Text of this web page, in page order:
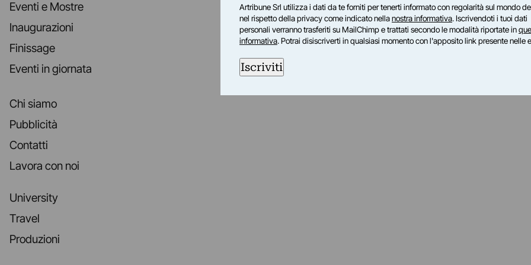
Eventi e Mostre
Inaugurazioni
Finissage
Eventi in giornata
Chi siamo
Pubblicità
Contatti
Lavora con noi
University
Travel
Produzioni
Artribune Srl utilizza i dati da te forniti per tenerti informato con regolarità sul mondo
nel rispetto della privacy come indicato nellanostra informativa. Iscrivendoti i tuoi dati
personali verranno trasferiti su MailChimp e trattati secondo le modalità riportate in
informativa. Potrai disiscriverti in qualsiasi momento con l'apposito link presente nelle
Iscriviti